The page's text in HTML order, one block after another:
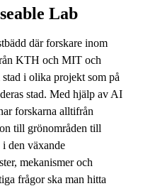
Lab
där forskare inom
KTH och MIT och
i olika projekt som på
stad. Med hjälp av AI
forskarna alltifrån
till grönområden till
den växande
mekanismer och
frågor ska man hitta